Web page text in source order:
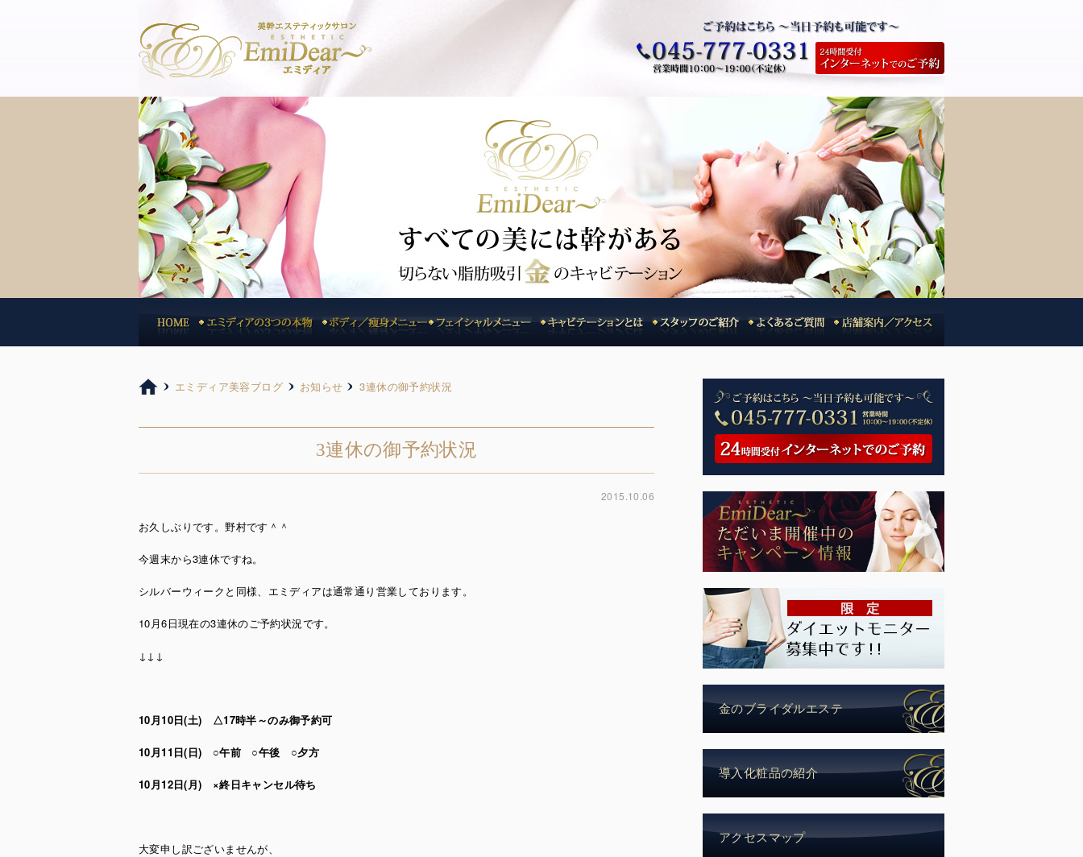
エミディア美容ブログ お知らせ 3連休の御予約状況
3連休の御予約状況
2015.10.06
お久しぶりです。野村です＾＾
今週末から3連休ですね。
シルバーウィークと同様、エミディアは通常通り営業しております。
10月6日現在の3連休のご予約状況です。
↓↓↓
10月10日(土) △17時半～のみ御予約可
10月11日(日) ○午前 ○午後 ○夕方
10月12日(月) ×終日キャンセル待ち
大変申し訳ございませんが、
金のブライダルエステ
導入化粧品の紹介
アクセスマップ